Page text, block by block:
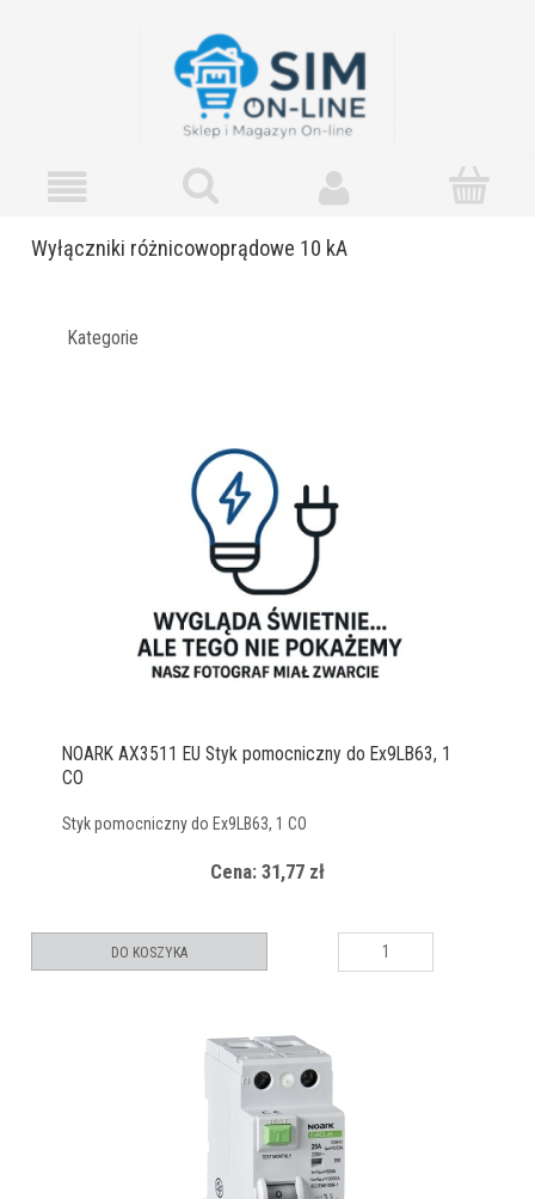
Wyłączniki różnicowoprądowe 10 kA
Kategorie
NOARK AX3511 EU Styk pomocniczny do Ex9LB63, 1
CO
Styk pomocniczny do Ex9LB63, 1 CO
Cena: 31,77 zł
DO KOSZYKA